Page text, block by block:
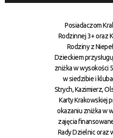
Posiadaczom
Rodzinnej 3+ oraz
Rodziny z
Dzieckiem
zniżka w wysokości
w siedzibie i
Strych, Kazimierz,
Karty Krakowskiej
okazaniu zniżka w
zajęcia
Rady Dzielnic oraz